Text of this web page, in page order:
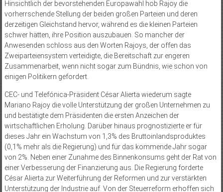
Hinsichtlich der bevorstehenden Europawahl hob Rajoy die
vorherrschende Stellung der beiden großen Parteien und deren
derzeitigen Gleichstand hervor, während es die kleinen Parteien
schwer hätten, ihre Position auszubauen. So mancher der
Anwesenden schloss aus den Worten Rajoys, der offen das
Zweiparteiensystem verteidigte, die Bereitschaft zur engeren
Zusammenarbeit, wenn nicht sogar zum Bündnis, wie schon von
einigen Politikern gefordert.
CEC- und Telefónica-Präsident César Alierta wiederum sagte
Mariano Rajoy die volle Unterstützung der großen Unternehmen zu
und bestätigte dem Präsidenten die ersten Anzeichen der
wirtschaftlichen Erholung. Darüber hinaus prognostizierte er für
dieses Jahr ein Wachstum von 1,3% des Bruttoinlandsproduktes
(0,1% mehr als die Regierung) und für das kommende Jahr sogar
von 2%. Neben einer Zunahme des Binnenkonsums geht der Rat von
einer Verbesserung der Finanzierung aus. Die Regierung forderte
César Alierta zur Weiterführung der Reformen und zur verstärkten
Unterstützung der Industrie auf. Von der Steuerreform erhoffen sich